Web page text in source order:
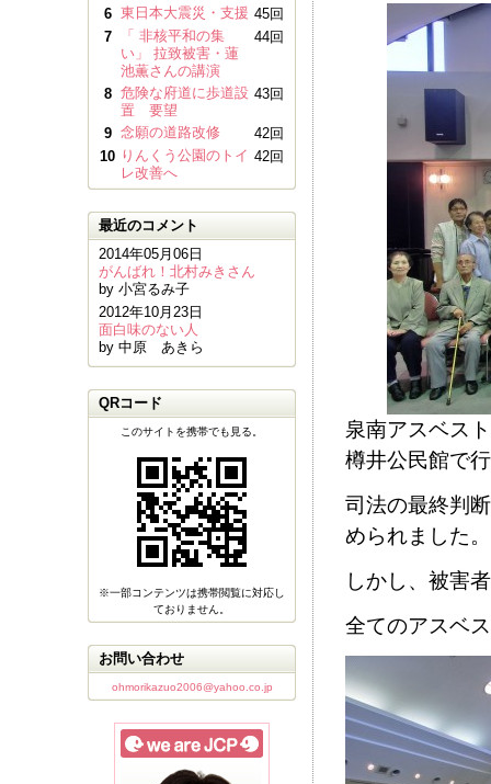
泉南アスベス
樽井公民館で
司法の最終判
められました。
しかし、被害
全てのアスベ
6 東日本大震災・支援 45回
7
「 非核平和の集
い」 拉致被害・蓮
池薫さんの講演
44回
8 危険な府道に歩道設
置 要望
43回
9 念願の道路改修
42回
10 りんくう公園のトイ
レ改善へ
42回
最近のコメント
2014年05月06日
がんばれ！北村みきさん
by 小宮るみ子
2012年10月23日
面白味のない人
by 中原 あきら
QRコード
このサイトを携帯でも見る。
※一部コンテンツは携帯閲覧に対応し
ておりません。
お問い合わせ
ohmorikazuo2006@yahoo.co.jp